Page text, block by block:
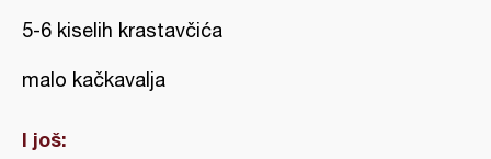
5-6 kiselih krastavčića
malo kačkavalja
I još: